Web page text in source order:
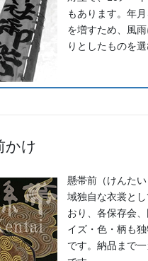
もあります。年
を増すため、風
りとしたものを選
かけ
懸帯前（けんた
域独自な衣裳と
おり、各保存会
イズ・色・柄も
です。納品まで